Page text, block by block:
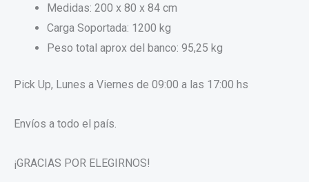
Medidas: 200 x 80 x 84 cm
Carga Soportada: 1200 kg
Peso total aprox del banco: 95,25 kg
Pick Up, Lunes a Viernes de 09:00 a las 17:00 hs
Envíos a todo el país.
¡GRACIAS POR ELEGIRNOS!